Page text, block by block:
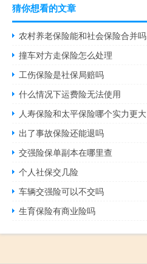
猜你想看的文章
农村养老保险能和社会保险合并吗
撞车对方走保险怎么处理
工伤保险是社保局赔吗
什么情况下运费险无法使用
人寿保险和太平保险哪个实力更大
出了事故保险还能退吗
交强险保单副本在哪里查
个人社保交几险
车辆交强险可以不交吗
生育保险有商业险吗